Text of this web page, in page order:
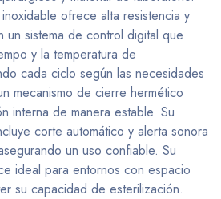
ofrece alta resistencia y
un sistema de control digital que
y la temperatura de
cada ciclo según las necesidades
mecanismo de cierre hermético
interna de manera estable. Su
corte automático y alerta sonora
un uso confiable. Su
ideal para entornos con espacio
su capacidad de esterilización.